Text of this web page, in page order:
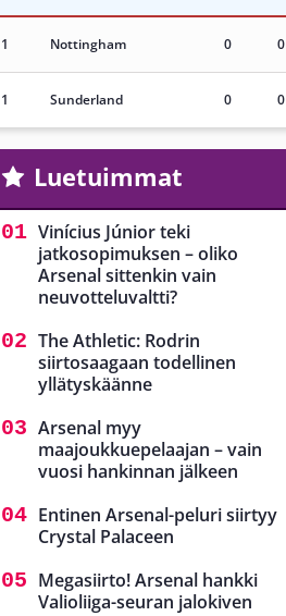
1 Nottingham 0 0
1 Sunderland 0 0
Luetuimmat
Vinícius Júnior teki
jatkosopimuksen – oliko
Arsenal sittenkin vain
neuvotteluvaltti?
The Athletic: Rodrin
siirtosaagaan todellinen
yllätyskäänne
Arsenal myy
maajoukkuepelaajan – vain
vuosi hankinnan jälkeen
Entinen Arsenal-peluri siirtyy
Crystal Palaceen
Megasiirto! Arsenal hankki
Valioliiga-seuran jalokiven